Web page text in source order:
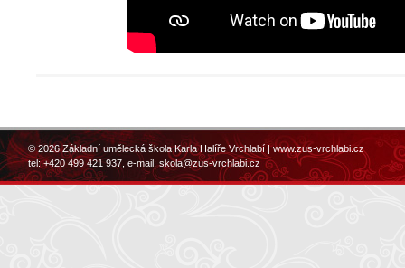
© 2026 Základní umělecká škola Karla Halíře Vrchlabí |www.zus-vrchlabi.cz
tel: +420 499 421 937, e-mail:skola@zus-vrchlabi.cz